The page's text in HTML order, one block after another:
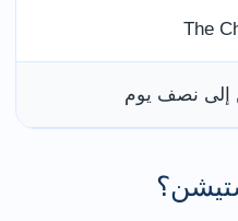
The
إلى نصف يوم